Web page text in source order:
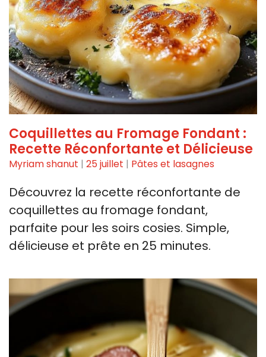
Coquillettes au Fromage Fondant :
Recette Réconfortante et Délicieuse
Myriam shanut | 25 juillet | Pâtes et lasagnes
Découvrez la recette réconfortante de
coquillettes au fromage fondant,
parfaite pour les soirs cosies. Simple,
délicieuse et prête en 25 minutes.